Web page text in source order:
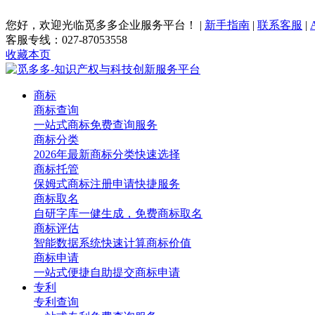
您好，欢迎光临觅多多企业服务平台！ | 新手指南 | 联系客服 |
客服专线：027-87053558
收藏本页
商标
商标查询
一站式商标免费查询服务
商标分类
2026年最新商标分类快速选择
商标托管
保姆式商标注册申请快捷服务
商标取名
自研字库一健生成，免费商标取名
商标评估
智能数据系统快速计算商标价值
商标申请
一站式便捷自助提交商标申请
专利
专利查询